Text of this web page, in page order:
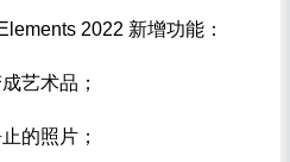
2022 新增功能：
艺术品；
的照片；